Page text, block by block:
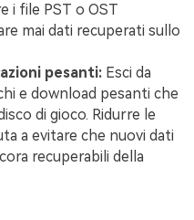
i file PST o OST
mai dati recuperati sullo
pesanti: Esci da
e download pesanti che
di gioco. Ridurre le
a evitare che nuovi dati
recuperabili della